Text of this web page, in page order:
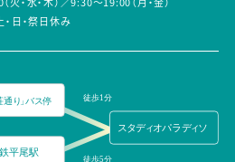
・日・祭日休み